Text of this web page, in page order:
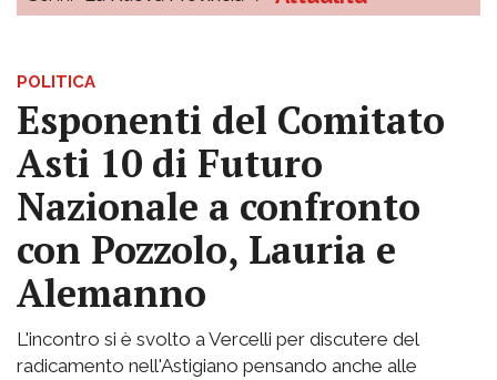
POLITICA
Esponenti del Comitato
Asti 10 di Futuro
Nazionale a confronto
con Pozzolo, Lauria e
Alemanno
L'incontro si è svolto a Vercelli per discutere del
radicamento nell'Astigiano pensando anche alle